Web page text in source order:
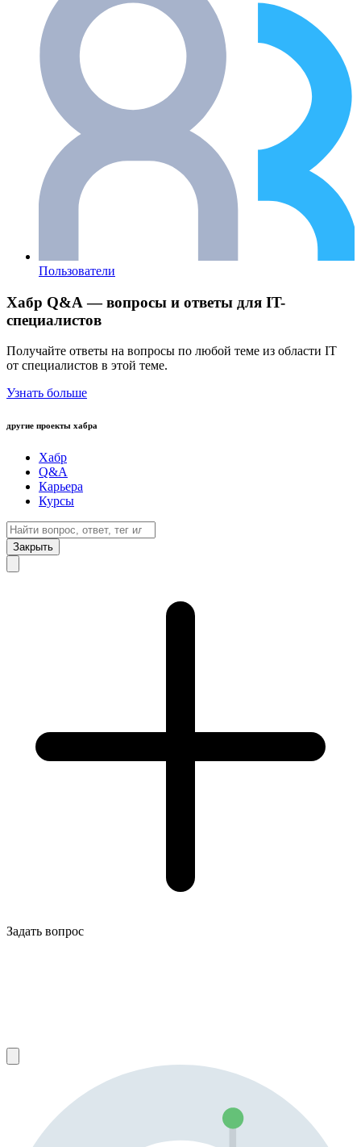
Пользователи
Хабр Q&A — вопросы и ответы для IT-
специалистов
Получайте ответы на вопросы по любой теме из области IT
от специалистов в этой теме.
Узнать больше
другие проекты хабра
Хабр
Q&A
Карьера
Курсы
Закрыть
Задать вопрос